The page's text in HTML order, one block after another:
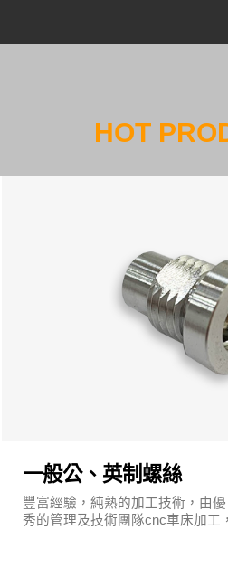
HOT
一般公、英制螺絲
豐富經驗，純熟的加工技術，由優
秀的管理及技術團隊cnc車床加工，